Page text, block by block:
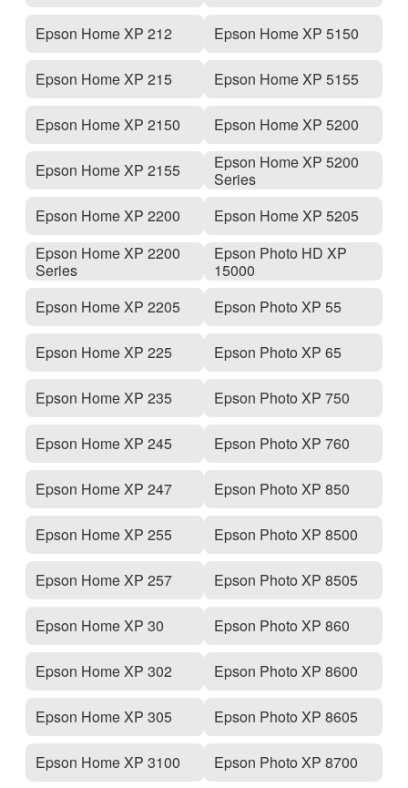
Epson Home XP 212
Epson Home XP 215
Epson Home XP 2150
Epson Home XP 2155
Epson Home XP 2200
Epson Home XP 2200
Series
Epson Home XP 2205
Epson Home XP 225
Epson Home XP 235
Epson Home XP 245
Epson Home XP 247
Epson Home XP 255
Epson Home XP 257
Epson Home XP 30
Epson Home XP 302
Epson Home XP 305
Epson Home XP 3100
Epson Home XP 5150
Epson Home XP 5155
Epson Home XP 5200
Epson Home XP 5200
Series
Epson Home XP 5205
Epson Photo HD XP
15000
Epson Photo XP 55
Epson Photo XP 65
Epson Photo XP 750
Epson Photo XP 760
Epson Photo XP 850
Epson Photo XP 8500
Epson Photo XP 8505
Epson Photo XP 860
Epson Photo XP 8600
Epson Photo XP 8605
Epson Photo XP 8700